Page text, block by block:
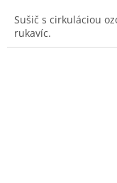
Sušič s cirkuláciou
rukavíc.